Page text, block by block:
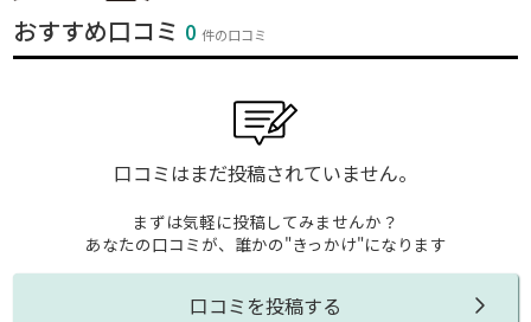
おすすめ口コミ 0件の口コミ
口コミはまだ投稿されていません。
まずは気軽に投稿してみませんか？
あなたの口コミが、誰かの"きっかけ"になります
口コミを投稿する